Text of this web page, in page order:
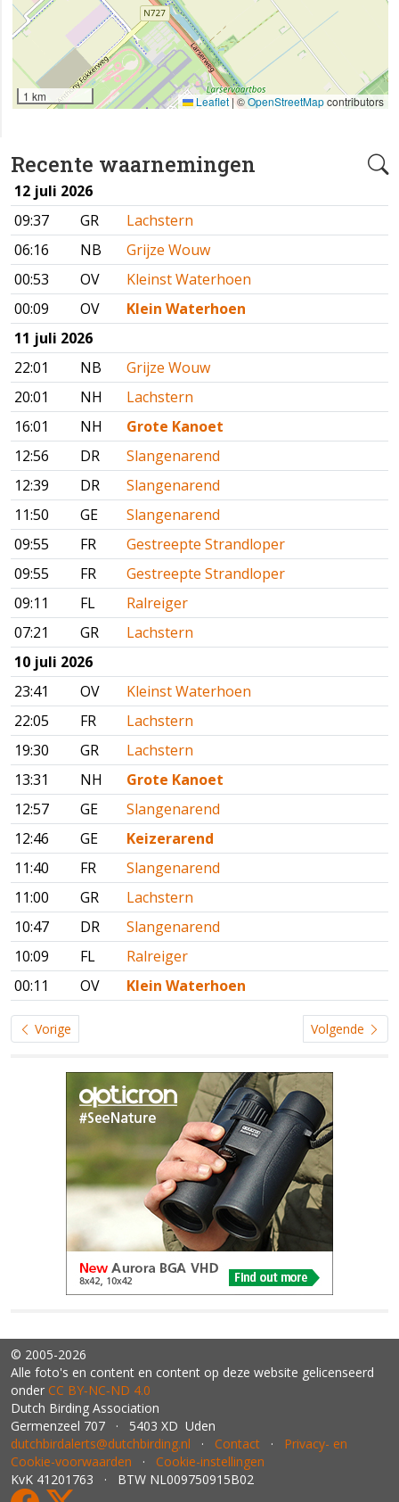
Recente waarnemingen
12 juli 2026
09:37
GR
Lachstern
06:16
NB
Grijze Wouw
00:53
OV
Kleinst Waterhoen
00:09
OV
Klein Waterhoen
11 juli 2026
22:01
NB
Grijze Wouw
20:01
NH
Lachstern
16:01
NH
Grote Kanoet
12:56
DR
Slangenarend
12:39
DR
Slangenarend
11:50
GE
Slangenarend
09:55
FR
Gestreepte Strandloper
09:55
FR
Gestreepte Strandloper
09:11
FL
Ralreiger
07:21
GR
Lachstern
10 juli 2026
23:41
OV
Kleinst Waterhoen
22:05
FR
Lachstern
19:30
GR
Lachstern
13:31
NH
Grote Kanoet
12:57
GE
Slangenarend
12:46
GE
Keizerarend
11:40
FR
Slangenarend
11:00
GR
Lachstern
10:47
DR
Slangenarend
10:09
FL
Ralreiger
00:11
OV Klein Waterhoen
Vorige Volgende
1 km Leaflet| ©OpenStreetMapcontributors
© 2005-2026
Alle foto's en content en content op deze website gelicenseerd
onder CC BY‑NC‑ND 4.0
Dutch Birding Association
Germenzeel 707 · 5403 XD Uden
dutchbirdalerts@dutchbirding.nl · Contact · Privacy- en
Cookie-voorwaarden · Cookie-instellingen
KvK 41201763 · BTW NL009750915B02